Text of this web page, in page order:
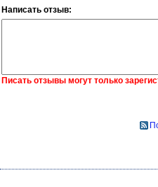
Написать отзыв:
Писать отзывы могут только